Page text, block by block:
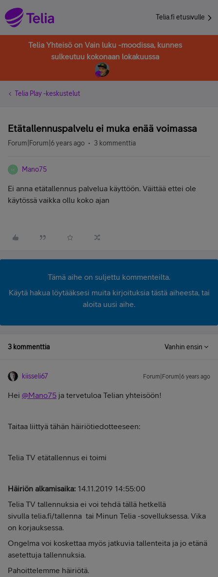
Telia.fi etusivulle
Telia Yhteisö on Vain luku -moodissa, kunnes
sulkeutuu kokonaan lokakuussa
Telia Play -keskustelut
Etätallennuspalvelu ei muka enää voimassa
Forum|Forum|6 years ago 3 kommenttia
M Mano75
Ei anna etätallennus palvelua käyttöön. Väittää ettei ole
käytössä vaikka ollu koko ajan
Tämä aihe on suljettu kommenteilta.
Käytä hakua löytääksesi muita kirjoituksia tästä aiheesta, tai
aloita uusi aihe.
3 kommenttia Vanhin ensin
kiisseli67 Forum|Forum|6 years ago
Hei @Mano75 ja tervetuloa Telian yhteisöön!
Taitaa liittyä tähän häiriötiedotteeseen:
Telia TV etätallennus ei toimi
Häiriön alkamisaika: 14.11.2019 14:55:00
Telia TV tallennuksia ei voi tehdä tällä hetkellä
sivulla telia.fi/tallenna tai Minun Telia -sovelluksessa. Vika
on korjauksessa.
Ongelma voi koskettaa myös jatkuvia tallenteita ja jo etänä
asetettuja tallennuksia.
Pahoittelemme häiriötä.